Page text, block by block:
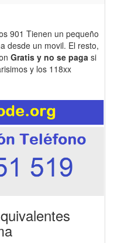
901 Tienen un pequeño
desde un movil. El resto,
Gratis y no se paga si
y los 118xx